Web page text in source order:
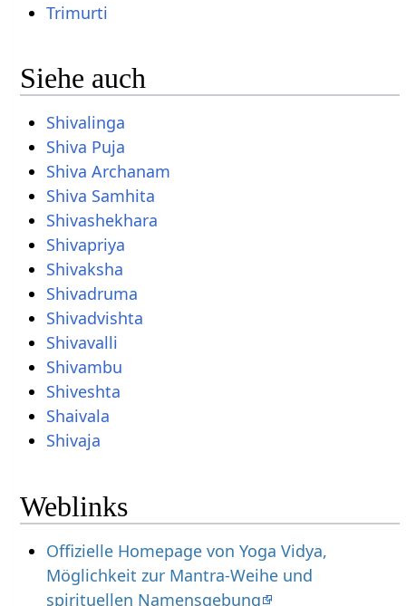
Trimurti
Siehe auch
Shivalinga
Shiva Puja
Shiva Archanam
Shiva Samhita
Shivashekhara
Shivapriya
Shivaksha
Shivadruma
Shivadvishta
Shivavalli
Shivambu
Shiveshta
Shaivala
Shivaja
Weblinks
Offizielle Homepage von Yoga Vidya,
Möglichkeit zur Mantra-Weihe und
spirituellen Namensgebung